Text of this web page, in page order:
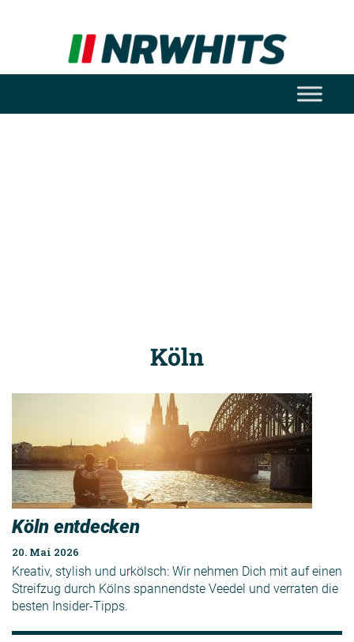
Köln
Köln entdecken
20. Mai 2026
Kreativ, stylish und urkölsch: Wir nehmen Dich mit auf einen
Streifzug durch Kölns spannendste Veedel und verraten die
besten Insider-Tipps.